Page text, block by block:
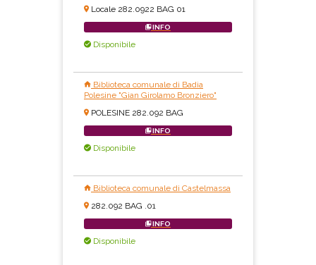
Locale 282.0922 BAG 01
INFO
Disponibile
Biblioteca comunale di Badia
Polesine "Gian Girolamo Bronziero"
POLESINE 282.092 BAG
INFO
Disponibile
Biblioteca comunale di Castelmassa
282.092 BAG .01
INFO
Disponibile